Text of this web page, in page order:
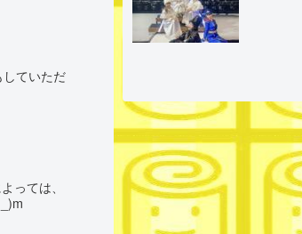
ていただ
っては、